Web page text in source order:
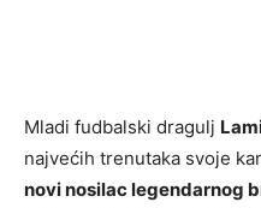
Mladi fudbalski dragulj
najvećih trenutaka svoje
novi nosilac legendarnog